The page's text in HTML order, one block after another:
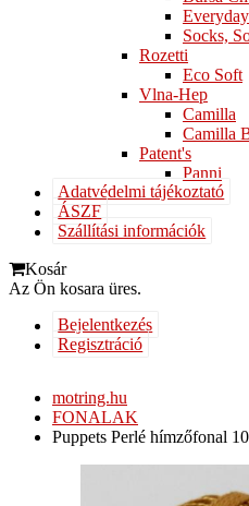
Socks,
Rozetti
Eco Soft
Vlna-Hep
Camilla
Camilla
Patent's
Panni
Adatvédelmi tájékoztató
ÁSZF
Szállítási információk
Kosár
Az Ön kosara üres.
Bejelentkezés
Regisztráció
motring.hu
FONALAK
Puppets Perlé hímzőfonal